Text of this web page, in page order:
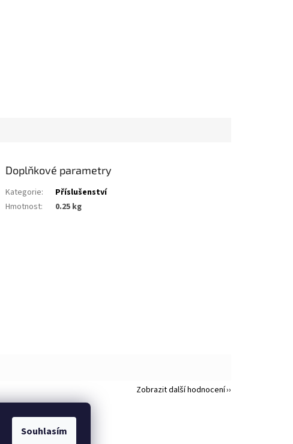
Souhlasím
Doplňkové parametry
Kategorie:
Příslušenství
Hmotnost: 0.25 kg
Zobrazit další hodnocení